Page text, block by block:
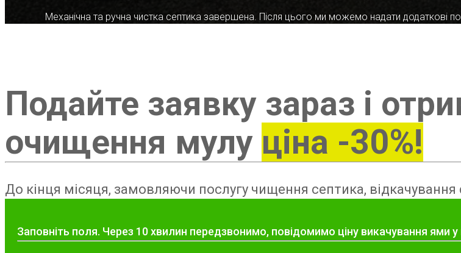
Механічна та ручна чистка септика завершена. Після цього ми можемо надати додаткові
Подайте заявку зараз і
очищення мулу ціна -30%!
До кінця місяця, замовляючи послугу чищення септика,
Заповніть поля. Через 10 хвилин передзвонимо, повідомимо ціну викачування ями